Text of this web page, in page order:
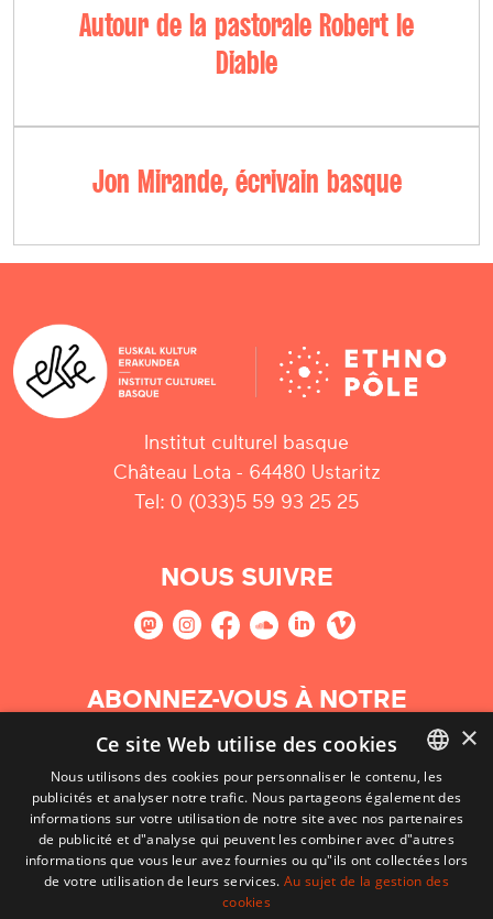
Autour de la pastorale Robert le
Diable
Jon Mirande, écrivain basque
Institut culturel basque
Château Lota - 64480 Ustaritz
Tel: 0 (033)5 59 93 25 25
NOUS SUIVRE
ABONNEZ-VOUS À NOTRE
NEWSLETTER
S'abonner
BASQUE
FRENCH
×
Ce site Web utilise des cookies
Nous utilisons des cookies pour personnaliser le contenu, les
publicités et analyser notre trafic. Nous partageons également des
informations sur votre utilisation de notre site avec nos partenaires
de publicité et d"analyse qui peuvent les combiner avec d"autres
informations que vous leur avez fournies ou qu"ils ont collectées lors
de votre utilisation de leurs services.Au sujet de la gestion des
cookies